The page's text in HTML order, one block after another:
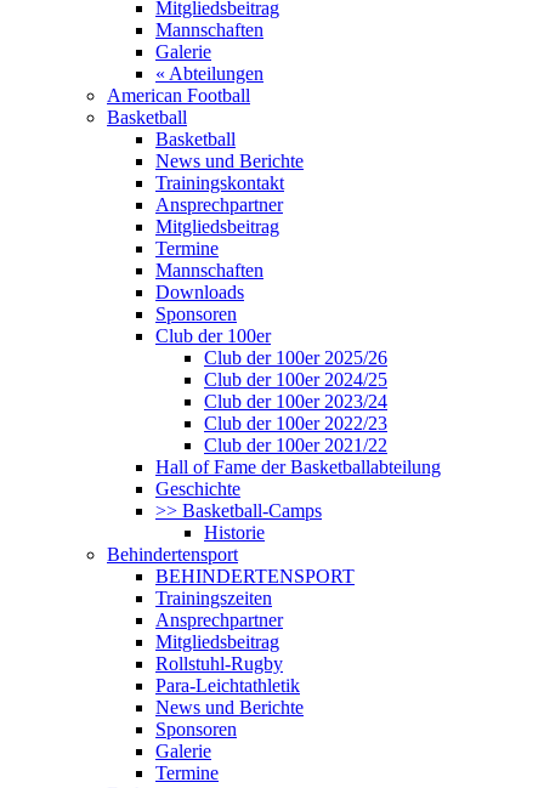
Mitgliedsbeitrag
Mannschaften
Galerie
« Abteilungen
American Football
Basketball
Basketball
News und Berichte
Trainingskontakt
Ansprechpartner
Mitgliedsbeitrag
Termine
Mannschaften
Downloads
Sponsoren
Club der 100er
Club der 100er 2025/26
Club der 100er 2024/25
Club der 100er 2023/24
Club der 100er 2022/23
Club der 100er 2021/22
Hall of Fame der Basketballabteilung
Geschichte
>> Basketball-Camps
Historie
Behindertensport
BEHINDERTENSPORT
Trainingszeiten
Ansprechpartner
Mitgliedsbeitrag
Rollstuhl-Rugby
Para-Leichtathletik
News und Berichte
Sponsoren
Galerie
Termine